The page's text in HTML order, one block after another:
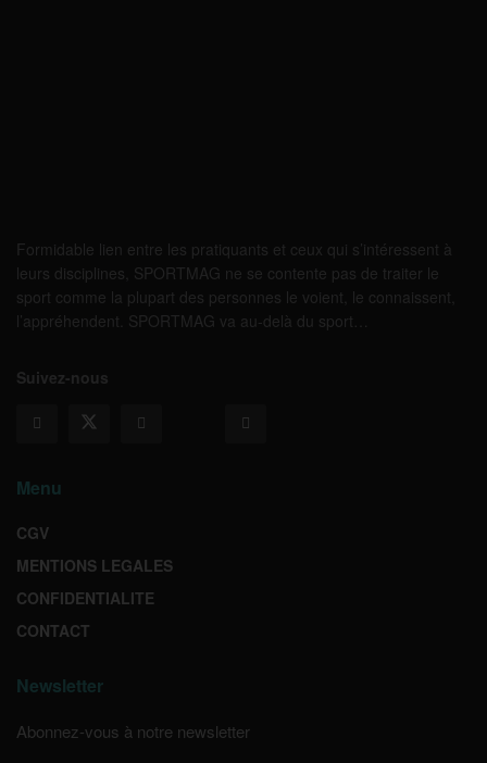
Formidable lien entre les pratiquants et ceux qui s’intéressent à
leurs disciplines, SPORTMAG ne se contente pas de traiter le
sport comme la plupart des personnes le voient, le connaissent,
l’appréhendent. SPORTMAG va au-delà du sport…
Suivez-nous
Menu
CGV
MENTIONS LEGALES
CONFIDENTIALITE
CONTACT
Newsletter
Abonnez-vous à notre newsletter